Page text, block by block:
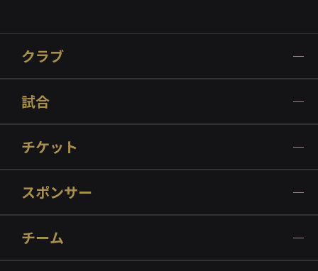
クラブ
試合
チケット
スポンサー
チーム